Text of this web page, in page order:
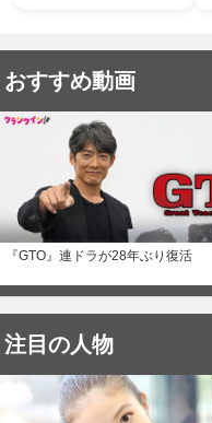
おすすめ動画
『GTO』連ドラが28年ぶり復活
注目の人物